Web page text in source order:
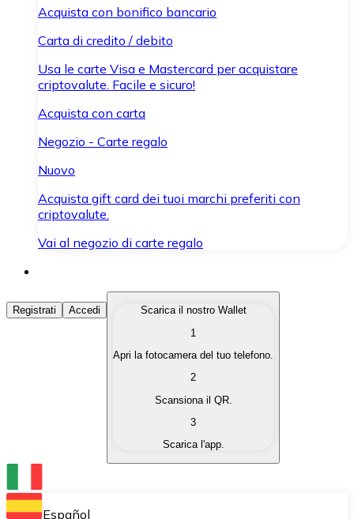
Acquista con bonifico bancario
Carta di credito / debito
Usa le carte Visa e Mastercard per acquistare
criptovalute. Facile e sicuro!
Acquista con carta
Negozio - Carte regalo
Nuovo
Acquista gift card dei tuoi marchi preferiti con
criptovalute.
Vai al negozio di carte regalo
Acquista Criptovalute
Acquista le criptovalute che ti interessano in modo
Converti le tue criptovalute in valuta fiat quando ne
Scambia una criptovaluta con un'altra
Conserva le tue cripto in un Wallet self-custodial.
Registrati Accedi
Scarica il nostro Wallet
1
Apri la fotocamera del tuo telefono.
2
Scansiona il QR.
3
Scarica l'app.
Español